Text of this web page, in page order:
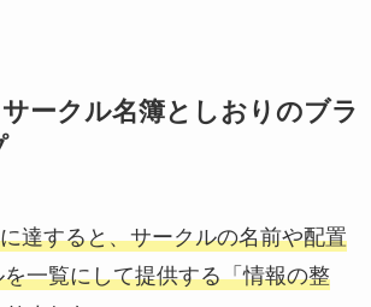
ークル名簿としおりのブラ
達すると、サークルの名前や配置
一覧にして提供する「情報の整